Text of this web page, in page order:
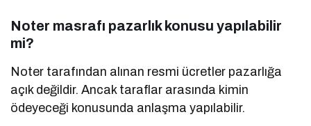
Noter masrafı pazarlık konusu yapılabilir
mi?
Noter tarafından alınan resmi ücretler pazarlığa
açık değildir. Ancak taraflar arasında kimin
ödeyeceği konusunda anlaşma yapılabilir.